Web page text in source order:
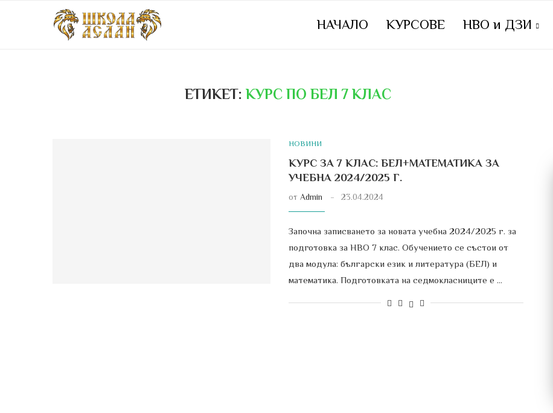
НАЧАЛО КУРСОВЕ НВО и ДЗИ
ЕТИКЕТ: КУРС ПО БЕЛ 7 КЛАС
НОВИНИ
КУРС ЗА 7 КЛАС: БЕЛ+МАТЕМАТИКА ЗА
УЧЕБНА 2024/2025 Г.
от Admin 23.04.2024
Започна записването за новата учебна 2024/2025 г. за
подготовка за НВО 7 клас. Обучението се състои от
два модула: български език и литература (БЕЛ) и
математика. Подготовката на седмокласниците е …